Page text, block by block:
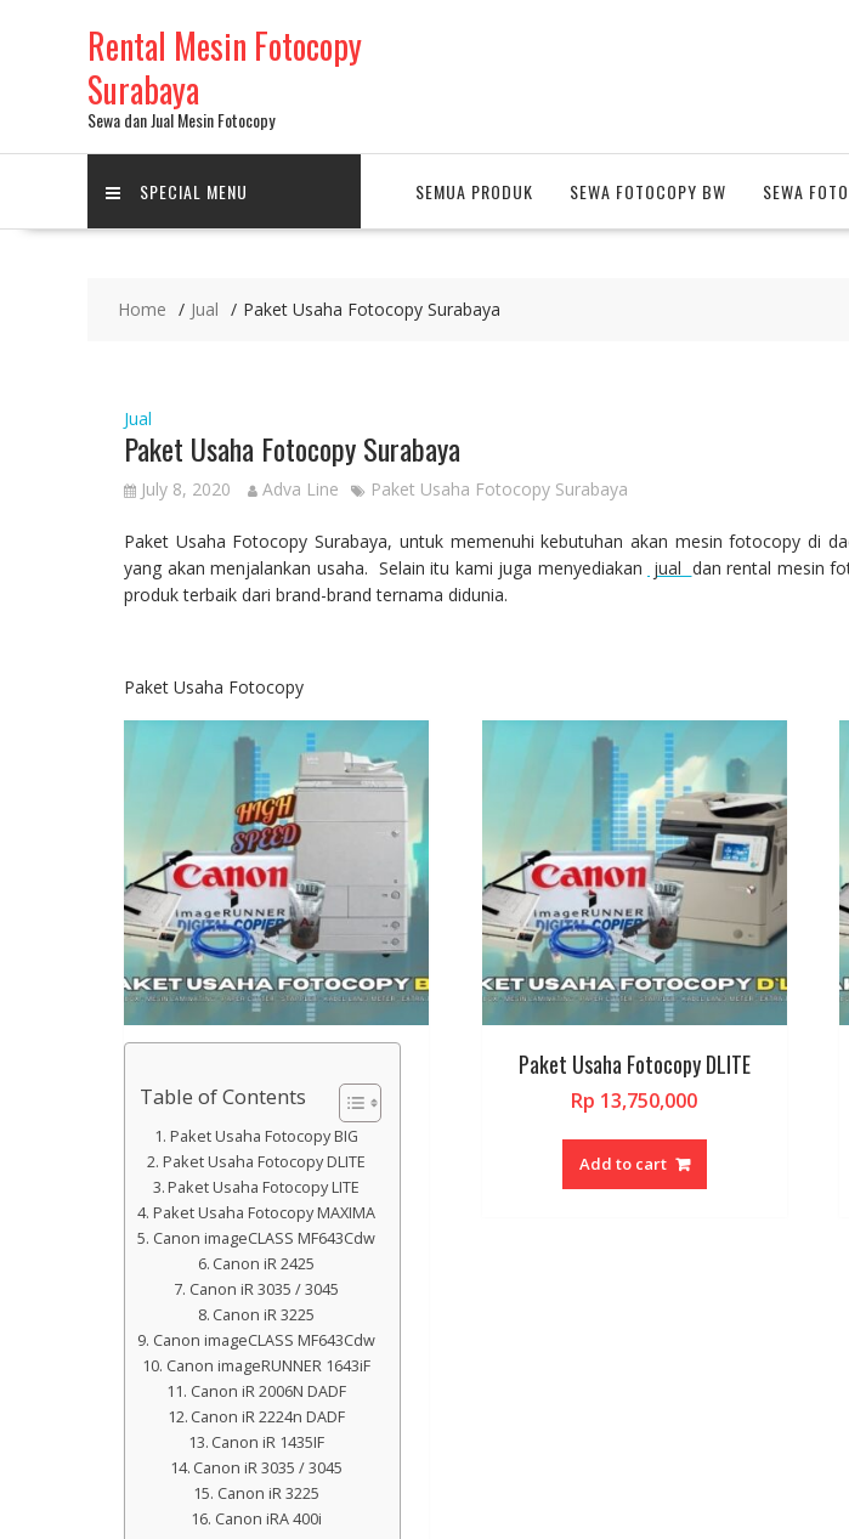
Rental Mesin Fotocopy
Surabaya
Sewa dan Jual Mesin Fotocopy
SPECIAL MENU SEMUA PRODUK SEWA FOTOCOPY BW SEWA
Home Jual Paket Usaha Fotocopy Surabaya
Jual
Paket Usaha Fotocopy Surabaya
July 8, 2020 Adva Line Paket Usaha Fotocopy Surabaya
Paket Usaha Fotocopy Surabaya, untuk memenuhi kebutuhan akan mesin fotocopy di
yang akan menjalankan usaha. Selain itu kami juga menyediakan jual dan rental mesin
produk terbaik dari brand-brand ternama didunia.
Paket Usaha Fotocopy
Table of Contents
Paket Usaha Fotocopy BIG
Paket Usaha Fotocopy DLITE
Paket Usaha Fotocopy LITE
Paket Usaha Fotocopy MAXIMA
Canon imageCLASS MF643Cdw
Canon iR 2425
Canon iR 3035 / 3045
Canon iR 3225
Canon imageCLASS MF643Cdw
Canon imageRUNNER 1643iF
Canon iR 2006N DADF
Canon iR 2224n DADF
Canon iR 1435IF
Canon iR 3035 / 3045
Canon iR 3225
Canon iRA 400i
Paket Usaha Fotocopy DLITE
Rp 13,750,000
Add to cart